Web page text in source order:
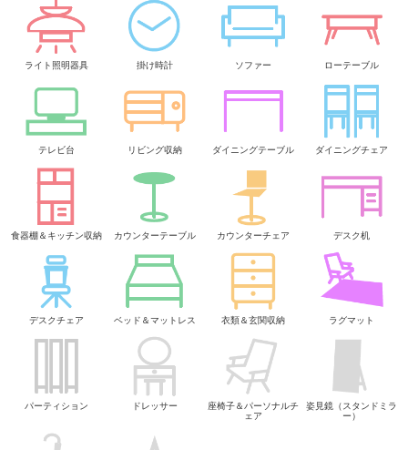
ライト照明器具 掛け時計 ソファー ローテーブル
テレビ台 リビング収納 ダイニングテーブル ダイニングチェア
食器棚＆キッチン収納 カウンターテーブル カウンターチェア デスク机
デスクチェア ベッド＆マットレス 衣類＆玄関収納 ラグマット
パーティション ドレッサー
座椅子＆パーソナルチ
ェア
姿見鏡（スタンドミラ
ー）